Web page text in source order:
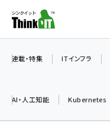
ン
ツ
連載・特集 ITインフラ
AI・人工知能 Kubernetes